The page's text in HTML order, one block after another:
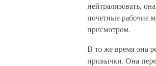
нейтрализовать,
почетные рабочие
присмотром.
В то же время она
привычки. Она